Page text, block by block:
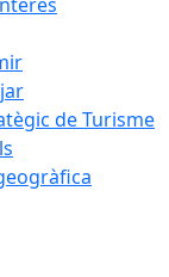
de Turisme